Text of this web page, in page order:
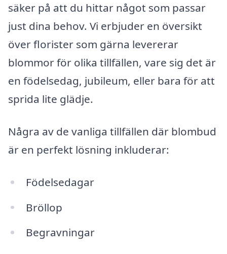
säker på att du hittar något som passar
just dina behov. Vi erbjuder en översikt
över florister som gärna levererar
blommor för olika tillfällen, vare sig det är
en födelsedag, jubileum, eller bara för att
sprida lite glädje.
Några av de vanliga tillfällen där blombud
är en perfekt lösning inkluderar:
Födelsedagar
Bröllop
Begravningar